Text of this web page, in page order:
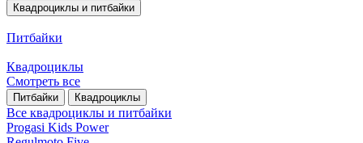
Квадроциклы и питбайки
Питбайки
Квадроциклы
Смотреть все
Питбайки Квадроциклы
Все квадроциклы и питбайки
Progasi Kids Power